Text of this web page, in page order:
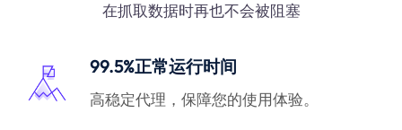
在抓取数据时再也不会被阻塞
99.5%正常运行时间
高稳定代理，保障您的使用体验。